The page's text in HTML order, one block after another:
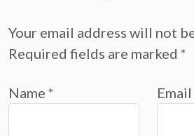
Your email address will not
Required fields are marked *
Name * Email